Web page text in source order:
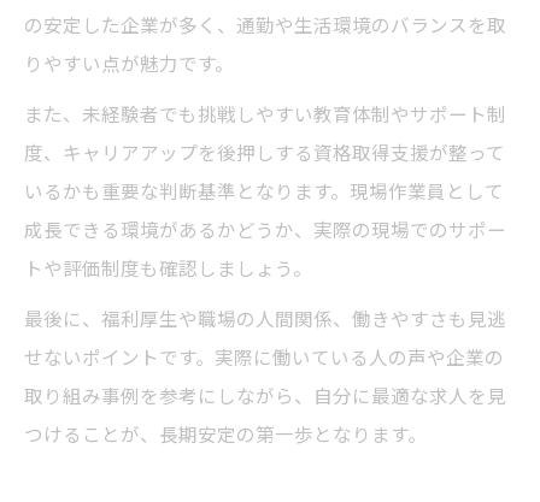
の安定した企業が多く、通勤や生活環境のバランスを取
りやすい点が魅力です。
また、未経験者でも挑戦しやすい教育体制やサポート制
度、キャリアアップを後押しする資格取得支援が整って
いるかも重要な判断基準となります。現場作業員として
成長できる環境があるかどうか、実際の現場でのサポー
トや評価制度も確認しましょう。
最後に、福利厚生や職場の人間関係、働きやすさも見逃
せないポイントです。実際に働いている人の声や企業の
取り組み事例を参考にしながら、自分に最適な求人を見
つけることが、長期安定の第一歩となります。